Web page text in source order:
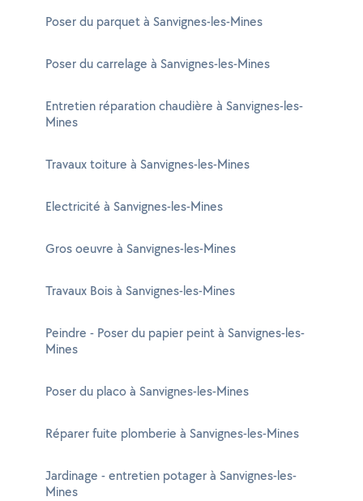
Poser du parquet à Sanvignes-les-Mines
Poser du carrelage à Sanvignes-les-Mines
Entretien réparation chaudière à Sanvignes-les-
Mines
Travaux toiture à Sanvignes-les-Mines
Electricité à Sanvignes-les-Mines
Gros oeuvre à Sanvignes-les-Mines
Travaux Bois à Sanvignes-les-Mines
Peindre - Poser du papier peint à Sanvignes-les-
Mines
Poser du placo à Sanvignes-les-Mines
Réparer fuite plomberie à Sanvignes-les-Mines
Jardinage - entretien potager à Sanvignes-les-
Mines